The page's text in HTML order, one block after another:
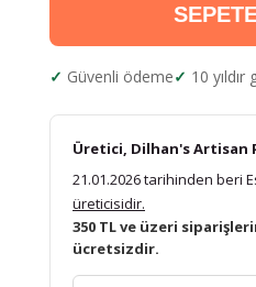
Güvenli ödeme 10 yıldır
Üretici, Dilhan's Artisan
21.01.2026 tarihinden beri
üreticisidir.
350 TL ve üzeri
ücretsizdir.